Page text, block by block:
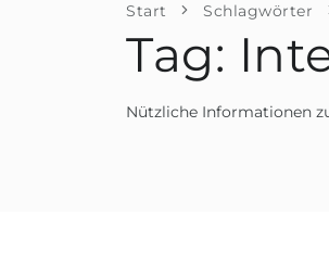
Start Schlagwörter
Tag:
Nützliche Informationen